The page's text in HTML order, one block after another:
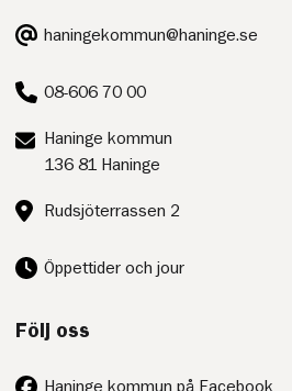
E-
post:
haningekommun@haninge.se
Telefon:
08-606 70 00
Postadress:
Haninge kommun
136 81 Haninge
Besöksadress:
Rudsjöterrassen 2
Öppettider och jour
Följ oss
Haninge kommun på Facebook